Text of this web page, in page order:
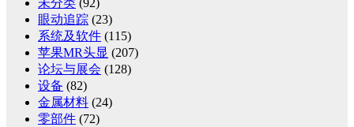
未分类 (92)
眼动追踪 (23)
系统及软件 (115)
苹果MR头显 (207)
论坛与展会 (128)
设备 (82)
金属材料 (24)
零部件 (72)